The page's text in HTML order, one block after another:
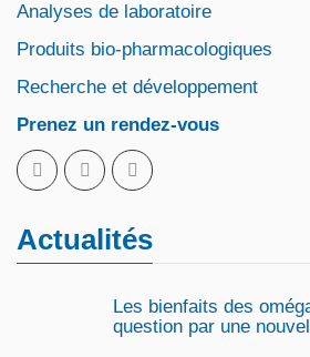
Analyses de laboratoire
Produits bio-pharmacologiques
Recherche et développement
Prenez un rendez-vous
Actualités
Les bienfaits des
question par une